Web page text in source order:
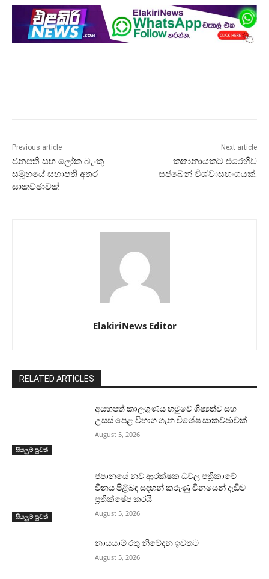
Previous article
ජනපති සහ ලෝක බැංකු
සමූහයේ සභාපති අතර
සාකච්ඡාවක්
Next article
කතානායකට එරෙහිව
සජබෙන් විශ්වාසභංගයක්.
ElakiriNews Editor
RELATED ARTICLES
සියලුම පුවත්
අයහපත් කාලගුණය හමුවේ ශිෂ්‍යත්ව සහ
උසස් පෙළ විභාග ගැන විශේෂ සාකච්ඡාවක්
August 5, 2026
සියලුම පුවත්
ජපානයේ නව ආරක්ෂක ධවල පත්‍රිකාවේ
චීනය පිළිබඳ සඳහන් කරුණු චීනයෙන් දැඩිව
ප්‍රතික්ෂේප කරයි
August 5, 2026
නායයාම් රතු නිවේදන ඉවතට
August 5, 2026